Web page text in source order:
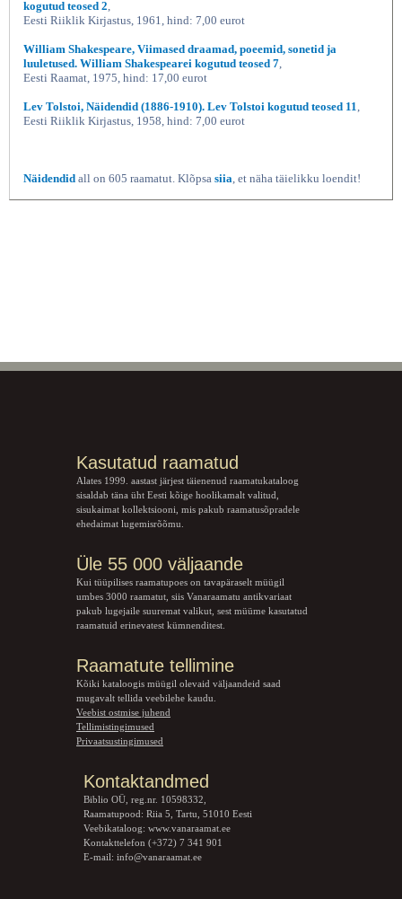
kogutud teosed 2
Eesti Riiklik Kirjastus, 1961, hind: 7,00 eurot
William Shakespeare, Viimased draamad, poeemid, sonetid ja
luuletused. William Shakespearei kogutud teosed 7
Eesti Raamat, 1975, hind: 17,00 eurot
Lev Tolstoi, Näidendid (1886-1910). Lev Tolstoi kogutud teosed 11
Eesti Riiklik Kirjastus, 1958, hind: 7,00 eurot
Näidendid all on 605 raamatut. Klõpsa siia , et näha täielikku loendit!
Kasutatud raamatud
Alates 1999. aastast järjest täienenud raamatukataloog
sisaldab täna üht Eesti kõige hoolikamalt valitud,
sisukaimat kollektsiooni, mis pakub raamatusõpradele
ehedaimat lugemisrõõmu.
Üle 55 000 väljaande
Kui tüüpilises raamatupoes on tavapäraselt müügil
umbes 3000 raamatut, siis Vanaraamatu antikvariaat
pakub lugejaile suuremat valikut, sest müüme kasutatud
raamatuid erinevatest kümnenditest.
Raamatute tellimine
Kõiki kataloogis müügil olevaid väljaandeid saad
mugavalt tellida veebilehe kaudu.
Veebist ostmise juhend
Tellimistingimused
Privaatsustingimused
Kontaktandmed
Biblio OÜ, reg.nr. 10598332,
Raamatupood: Riia 5, Tartu, 51010 Eesti
Veebikataloog: www.vanaraamat.ee
Kontakttelefon (+372) 7 341 901
E-mail: info@vanaraamat.ee